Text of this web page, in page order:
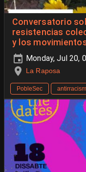
Conversatorio
resistencias
y los
España
Monday, Jul 20,
La Raposa
PobleSec